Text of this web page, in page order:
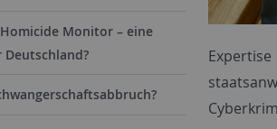
Monitor – eine